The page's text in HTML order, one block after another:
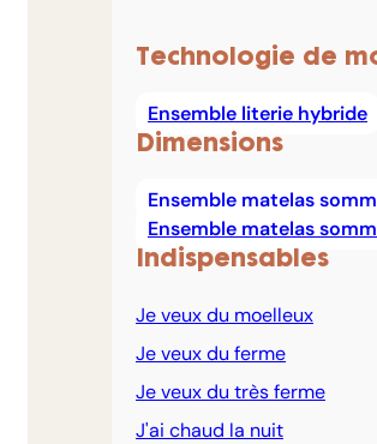
Technologie de
Ensemble literie hybride
Dimensions
Ensemble matelas
Ensemble matelas
Indispensables
Je veux du moelleux
Je veux du ferme
Je veux du très ferme
J'ai chaud la nuit